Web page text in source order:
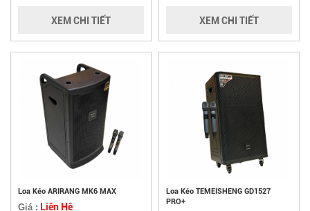
XEM CHI TIẾT XEM CHI TIẾT
Loa Kéo ARIRANG MK6 MAX
Giá : Liên Hệ
Loa Kéo TEMEISHENG GD1527
PRO+